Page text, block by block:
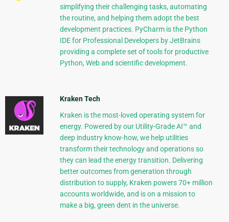
simplifying their challenging tasks, automating
the routine, and helping them adopt the best
development practices. PyCharm is the Python
IDE for Professional Developers by JetBrains
providing a complete set of tools for productive
Python, Web and scientific development.
Kraken Tech
Kraken is the most-loved operating system for
energy. Powered by our Utility-Grade AI™ and
deep industry know-how, we help utilities
transform their technology and operations so
they can lead the energy transition. Delivering
better outcomes from generation through
distribution to supply, Kraken powers 70+ million
accounts worldwide, and is on a mission to
make a big, green dent in the universe.